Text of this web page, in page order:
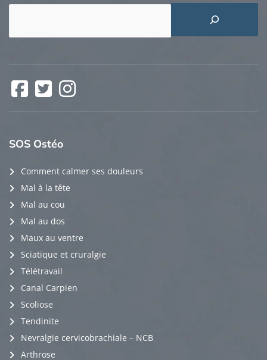
Facebook
SOS Ostéo
Comment calmer ses douleurs
Mal à la tête
Mal au cou
Mal au dos
Maux au ventre
Sciatique et cruralgie
Télétravail
Canal Carpien
Scoliose
Tendinite
Nevralgie cervicobrachiale – NCB
Arthrose